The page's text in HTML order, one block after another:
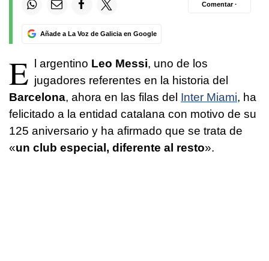
Añade a La Voz de Galicia en Google
Comentar ·
E l argentino Leo Messi, uno de los
jugadores referentes en la historia del
Barcelona, ahora en las filas del Inter Miami, ha
felicitado a la entidad catalana con motivo de su
125 aniversario y ha afirmado que se trata de
«un club especial, diferente al resto».